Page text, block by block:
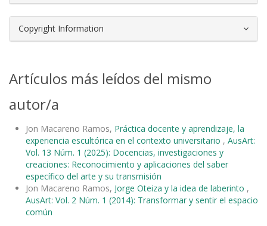
Copyright Information
Artículos más leídos del mismo
autor/a
Jon Macareno Ramos, Práctica docente y aprendizaje, la
experiencia escultórica en el contexto universitario , AusArt:
Vol. 13 Núm. 1 (2025): Docencias, investigaciones y
creaciones: Reconocimiento y aplicaciones del saber
específico del arte y su transmisión
Jon Macareno Ramos, Jorge Oteiza y la idea de laberinto ,
AusArt: Vol. 2 Núm. 1 (2014): Transformar y sentir el espacio
común